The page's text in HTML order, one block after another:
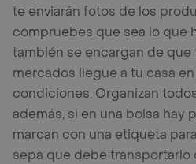
te enviarán fotos de los
compruebes que sea lo que
también se encargan de que
mercados llegue a tu casa
condiciones. Organizan
además, si en una bolsa hay
marcan con una etiqueta
sepa que debe transportarlo